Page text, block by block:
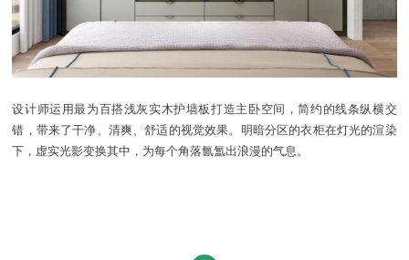
设计师运用最为百搭浅灰实木护墙板打造主卧空间，简约的线条纵横交
错，带来了干净、清爽、舒适的视觉效果。明暗分区的衣柜在灯光的渲染
下，虚实光影变换其中，为每个角落氤氲出浪漫的气息。